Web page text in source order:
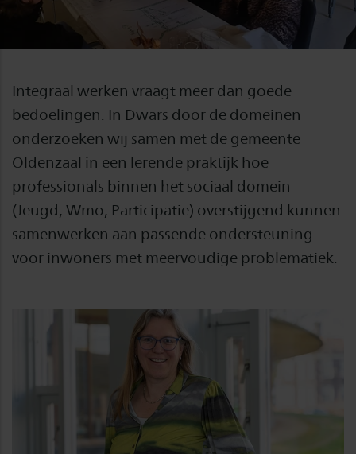
Integraal werken vraagt meer dan goede
bedoelingen. In Dwars door de domeinen
onderzoeken wij samen met de gemeente
Oldenzaal in een lerende praktijk hoe
professionals binnen het sociaal domein
(Jeugd, Wmo, Participatie) overstijgend kunnen
samenwerken aan passende ondersteuning
voor inwoners met meervoudige problematiek.